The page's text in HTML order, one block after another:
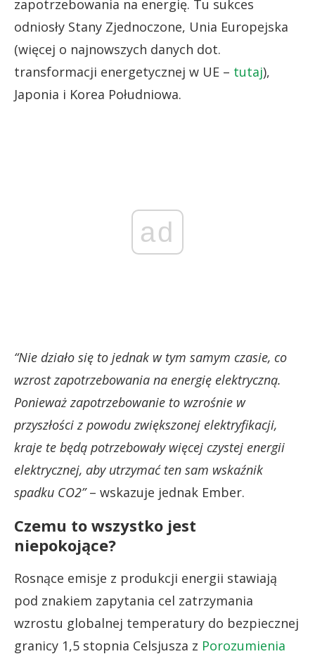
zapotrzebowania na energię. Tu sukces
odniosły Stany Zjednoczone, Unia Europejska
(więcej o najnowszych danych dot.
transformacji energetycznej w UE – tutaj),
Japonia i Korea Południowa.
ad
“Nie działo się to jednak w tym samym czasie, co
wzrost zapotrzebowania na energię elektryczną.
Ponieważ zapotrzebowanie to wzrośnie w
przyszłości z powodu zwiększonej elektryfikacji,
kraje te będą potrzebowały więcej czystej energii
elektrycznej, aby utrzymać ten sam wskaźnik
spadku CO2”– wskazuje jednak Ember.
Czemu to wszystko jest
niepokojące?
Rosnące emisje z produkcji energii stawiają
pod znakiem zapytania cel zatrzymania
wzrostu globalnej temperatury do bezpiecznej
granicy 1,5 stopnia Celsjusza z Porozumienia